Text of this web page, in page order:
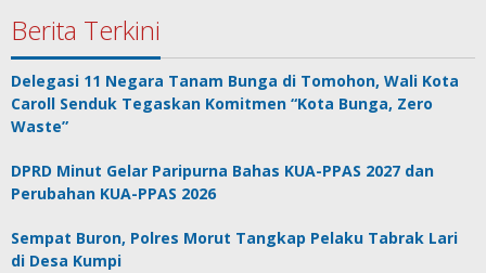
Berita Terkini
Delegasi 11 Negara Tanam Bunga di Tomohon, Wali Kota
Caroll Senduk Tegaskan Komitmen “Kota Bunga, Zero
Waste”
DPRD Minut Gelar Paripurna Bahas KUA-PPAS 2027 dan
Perubahan KUA-PPAS 2026
Sempat Buron, Polres Morut Tangkap Pelaku Tabrak Lari
di Desa Kumpi